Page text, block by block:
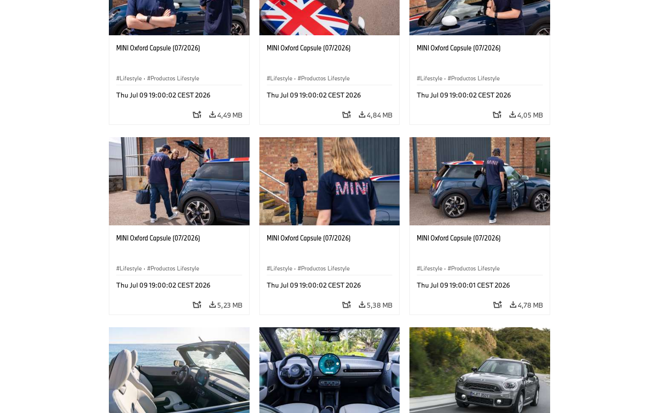
MINI Oxford Capsule (07/2026)
Lifestyle · Productos Lifestyle
Thu Jul 09 19:00:02 CEST 2026
4,49 MB
MINI Oxford Capsule (07/2026)
Lifestyle · Productos Lifestyle
Thu Jul 09 19:00:02 CEST 2026
4,84 MB
MINI Oxford Capsule (07/2026)
Lifestyle · Productos Lifestyle
Thu Jul 09 19:00:02 CEST 2026
4,05 MB
MINI Oxford Capsule (07/2026)
Lifestyle · Productos Lifestyle
Thu Jul 09 19:00:02 CEST 2026
5,23 MB
MINI Oxford Capsule (07/2026)
Lifestyle · Productos Lifestyle
Thu Jul 09 19:00:02 CEST 2026
5,38 MB
MINI Oxford Capsule (07/2026)
Lifestyle · Productos Lifestyle
Thu Jul 09 19:00:01 CEST 2026
4,78 MB